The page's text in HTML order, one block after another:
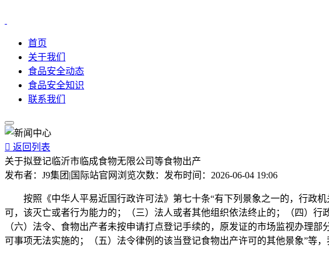
首页
关于我们
食品安全动态
食品安全知识
联系我们
 返回列表
关于拟登记临沂市临成食物无限公司等食物出产
发布者： J9集团|国际站官网 浏览次数： 发布时间： 2026-06-04 19:06
按照《中华人平易近国行政许可法》第七十条“有下列景象之一的，行政机
可，该灭亡或者行为能力的；（三）法人或者其他组织依法终止的；（四）
（六）法令、食物出产者未按申请打点登记手续的，原发证的市场监视办理
可事项无法实施的；（五）法令律例的该当登记食物出产许可的其他景象”等